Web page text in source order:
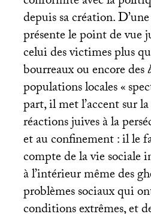
depuis sa création.
présente le point de vue
celui des victimes plus
bourreaux ou encore des
populations locales «
part, il met l’accent sur
réactions juives à la
et au confinement : il le
compte de la vie sociale
à l’intérieur même des
problèmes sociaux qui